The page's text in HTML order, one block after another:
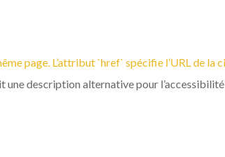
page. L’attribut `href` spécifie l’URL de la
description alternative pour l’accessibilité